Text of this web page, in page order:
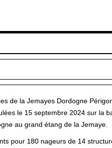
de la Jemayes Dordogne
le 15 septembre 2024 sur la
au grand étang de la Jemaye.
pour 180 nageurs de 14